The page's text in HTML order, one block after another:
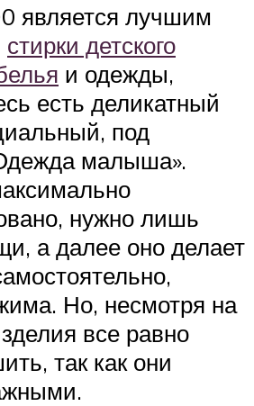
является лучшим
стирки детского
и одежды,
есть деликатный
под
малыша».
нужно лишь
а далее оно делает
Но, несмотря на
все равно
так как они